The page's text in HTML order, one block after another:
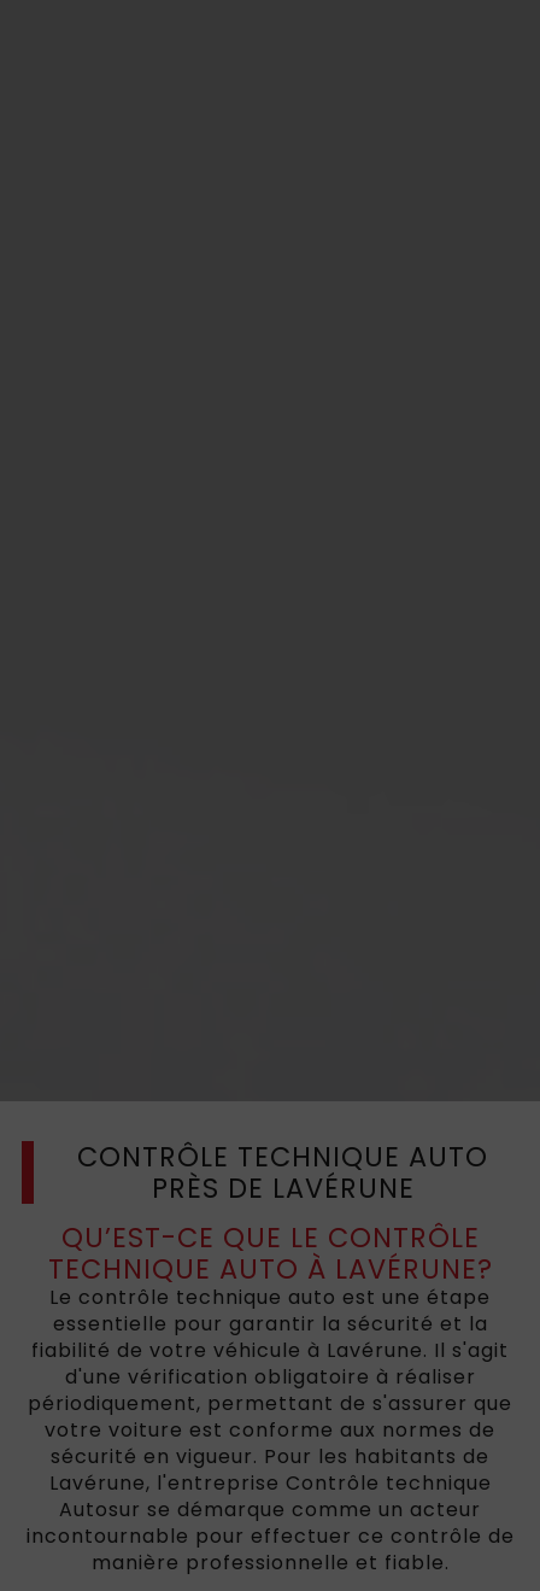
CONTRÔLE TECHNIQUE AUTO
PRÈS DE LAVÉRUNE
QU’EST-CE QUE LE CONTRÔLE
TECHNIQUE AUTO À LAVÉRUNE?
Le contrôle technique auto est une étape
essentielle pour garantir la sécurité et la
fiabilité de votre véhicule à Lavérune. Il s'agit
d'une vérification obligatoire à réaliser
périodiquement, permettant de s'assurer que
votre voiture est conforme aux normes de
sécurité en vigueur. Pour les habitants de
Lavérune, l'entreprise Contrôle technique
Autosur se démarque comme un acteur
incontournable pour effectuer ce contrôle de
manière professionnelle et fiable.